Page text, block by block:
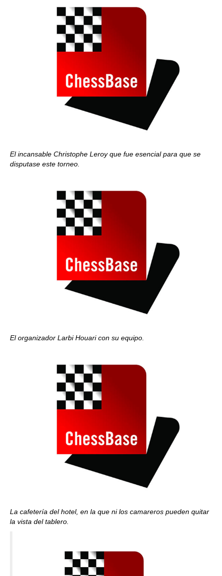
El incansable Christophe Leroy que fue esencial para que se
disputase este torneo.
El organizador Larbi Houari con su equipo.
La cafetería del hotel, en la que ni los camareros pueden quitar
la vista del tablero.